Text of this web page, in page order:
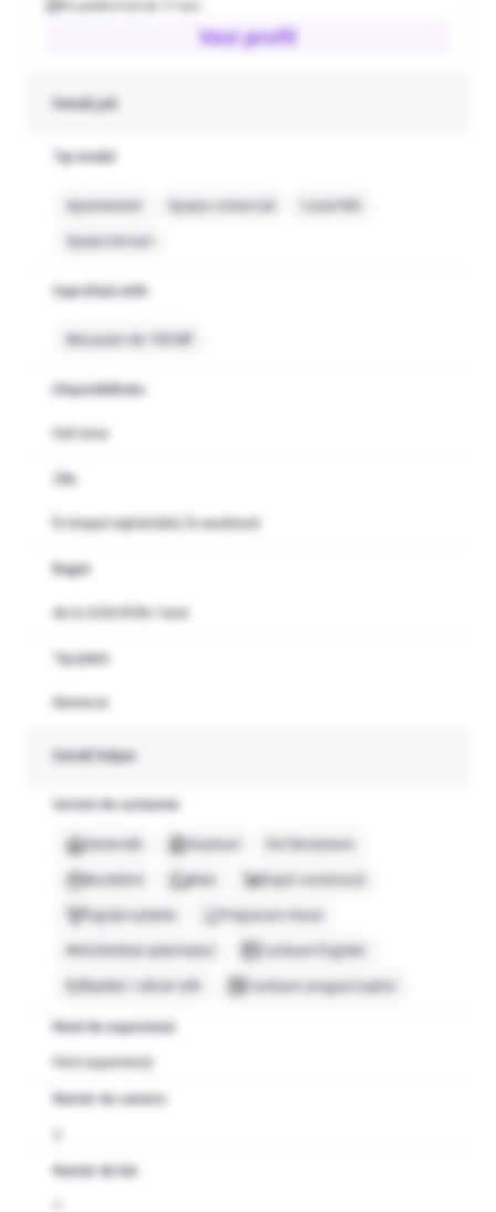
Pe platformă de 11 luni
Vezi profil
Detalii job
Tip imobil
Apartament Spațiu comercial
Casă/Vilă
Spațiu birouri
Suprafață utilă
Mai puțin de 100 MP
Disponibilitate
Full-time
Zile
În timpul săptămânii, În weekend
Buget
de la 3250 RON / lună
Tip plată
Numerar
Detalii helper
Servicii de curățenie
Generală Geamuri
De întreținere
Bucătărie
Baie
După construcții
Îngrijire plante
Preparare mese
Schimbat așternuturi
Curățare frigider
Spălat / călcat rufe
Curățare aragaz/cuptor
Nivel de experiență
Fără experiență
Număr de camere
Număr de băi